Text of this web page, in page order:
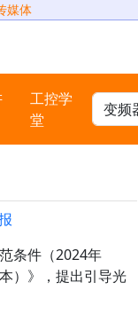
媒体
工控学
堂
条件（2024年
）》，提出引导光